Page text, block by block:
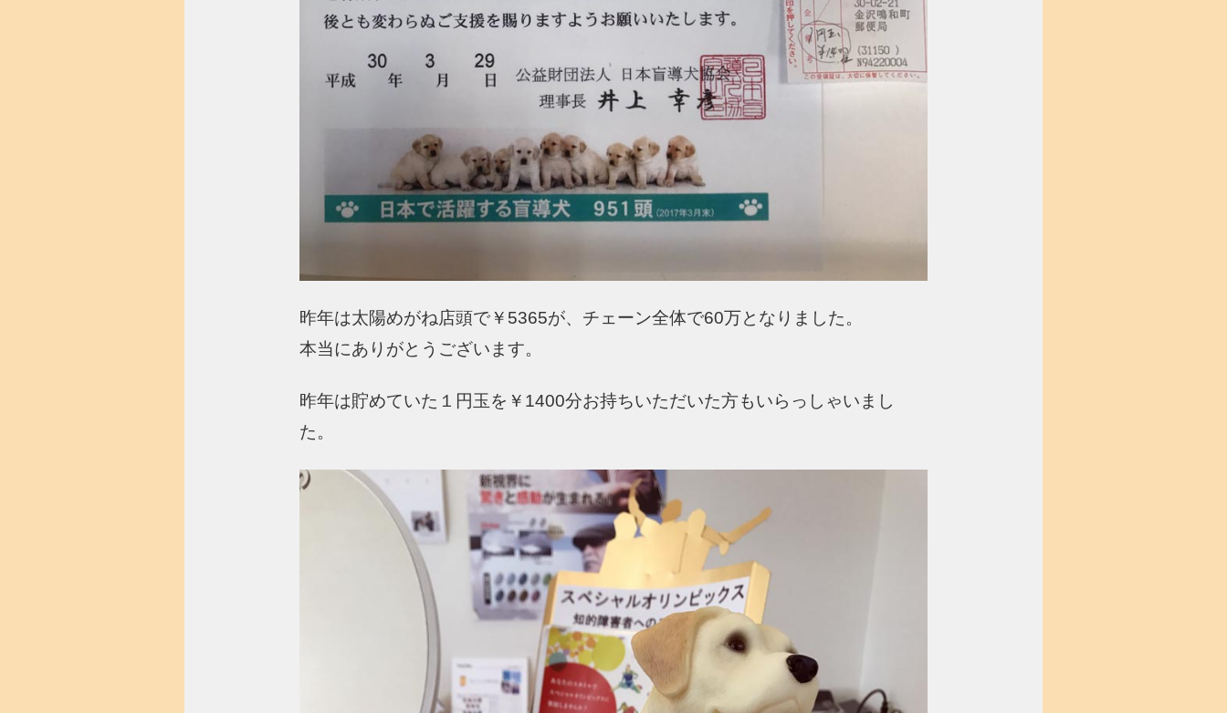
昨年は太陽めがね店頭で￥5365が、チェーン全体で60万となりました。
本当にありがとうございます。
昨年は貯めていた１円玉を￥1400分お持ちいただいた方もいらっしゃいまし
た。